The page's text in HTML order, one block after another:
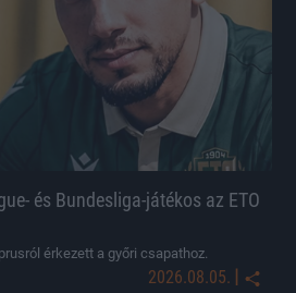
és Bundesliga-játékos az ETO
érkezett a győri csapathoz.
2026.08.05. |